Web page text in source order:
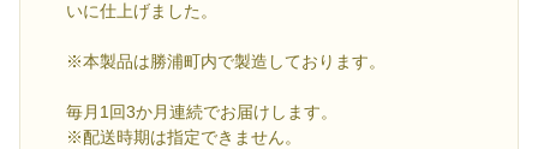
いに仕上げました。
※本製品は勝浦町内で製造しております。
毎月1回3か月連続でお届けします。
※配送時期は指定できません。